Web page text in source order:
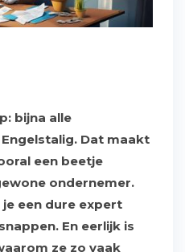
bijna alle
Dat maakt
een beetje
ondernemer.
een dure expert
En eerlijk is
ze zo vaak